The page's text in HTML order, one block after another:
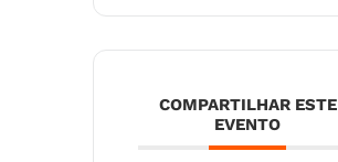
COMPARTILHAR ESTE
EVENTO